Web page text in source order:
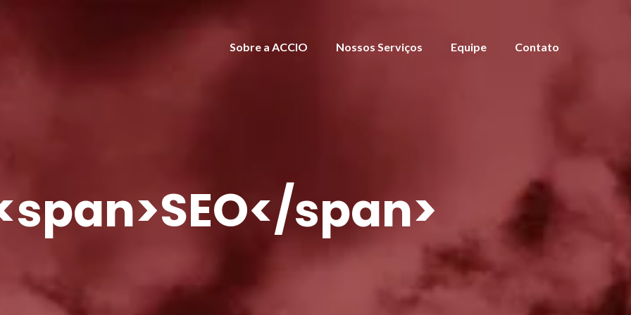
Sobre a ACCIO Nossos Serviços Equipe Contato
span>